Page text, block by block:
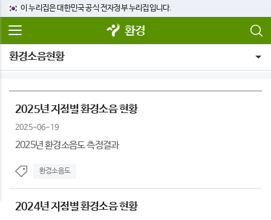
이 누리집은 대한민국 공식 전자정부 누리집입니다.
환경
환경소음현황
2025년 지점별 환경소음 현황
2025-06-19
2025년 환경소음도 측정결과
환경소음도
2024년 지점별 환경소음 현황